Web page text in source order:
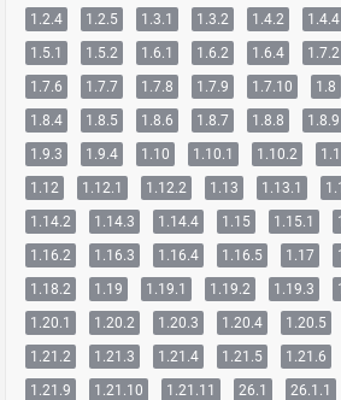
1.2.4
1.2.5 1.3.1 1.3.2 1.4.2 1.4.4
1.5.1
1.5.2 1.6.1 1.6.2 1.6.4 1.7.2
1.7.6
1.7.7 1.7.8 1.7.9 1.7.10 1.8
1.8.4
1.8.5 1.8.6 1.8.7 1.8.8 1.8.9
1.9.3
1.9.4 1.10 1.10.1 1.10.2
1.12
1.12.1 1.12.2 1.13 1.13.1
1.14.2
1.14.3 1.14.4 1.15 1.15.1
1.16.2
1.16.3 1.16.4 1.16.5 1.17
1.18.2
1.19 1.19.1 1.19.2 1.19.3
1.20.1
1.20.2 1.20.3 1.20.4 1.20.5
1.21.2
1.21.3 1.21.4 1.21.5 1.21.6
1.21.9
1.21.10 1.21.11 26.1 26.1.1